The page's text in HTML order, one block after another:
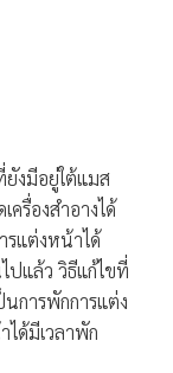
ยังมีอยู่ใต้แมส
รื่องสำอางได้
รแต่งหน้าได้
แล้ว วิธีแก้ไขที่
การพักการแต่ง
ด้มีเวลาพัก